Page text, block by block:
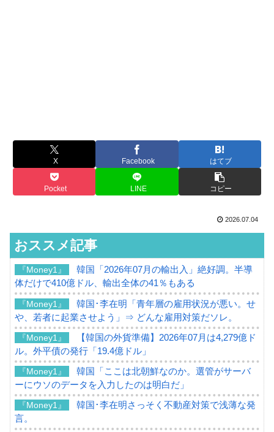
X Facebook はてブ
Pocket LINE コピー
2026.07.04
おススメ記事
『Money1』
韓国「2026年07月の輸出入」絶好調。半導
体だけで410億ドル、輸出全体の41％もある
『Money1』
韓国･李在明「青年層の雇用状況が悪い。せ
や、若者に起業させよう」⇒ どんな雇用対策だソレ。
『Money1』
【韓国の外貨準備】2026年07月は4,279億ド
ル。外平債の発行「19.4億ドル」
『Money1』
韓国「ここは北朝鮮なのか。選管がサーバ
ーにウソのデータを入力したのは明白だ」
『Money1』
韓国･李在明さっそく不動産対策で浅薄な発
言。